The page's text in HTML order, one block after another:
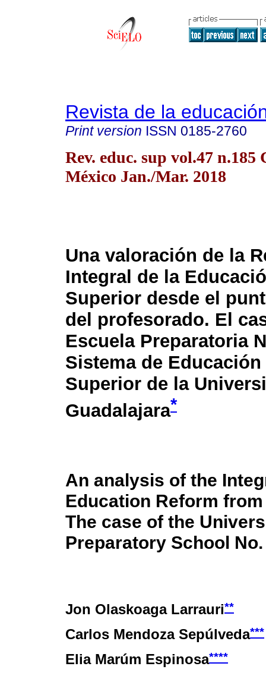
Revista de la
Print version ISSN 0185-2760
Rev. educ. sup vol.47 n.185
México Jan./Mar. 2018
Una valoración de la
Integral de la
Superior desde el
del profesorado. El
Escuela Preparatoria
Sistema de Educación
Superior de la
Guadalajara*
An analysis of the
Education Reform
The case of the
Preparatory School
Jon Olaskoaga Larrauri**
Carlos Mendoza Sepúlveda***
Elia Marúm Espinosa****